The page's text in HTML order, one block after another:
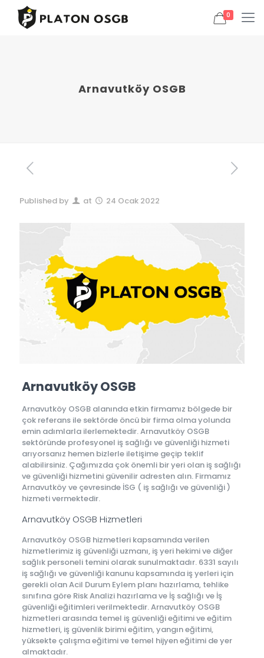
0
Arnavutköy OSGB
Published by at 24 Ocak 2022
Arnavutköy OSGB
Arnavutköy OSGB alanında etkin firmamız bölgede bir
çok referans ile sektörde öncü bir firma olma yolunda
emin adımlarla ilerlemektedir. Arnavutköy OSGB
sektöründe profesyonel iş sağlığı ve güvenliği hizmeti
arıyorsanız hemen bizlerle iletişime geçip teklif
alabilirsiniz. Çağımızda çok önemli bir yeri olan iş sağlığı
ve güvenliği hizmetini güvenilir adresten alın. Firmamız
Arnavutköy ve çevresinde İSG ( iş sağlığı ve güvenliği )
hizmeti vermektedir.
Arnavutköy OSGB Hizmetleri
Arnavutköy OSGB hizmetleri kapsamında verilen
hizmetlerimiz iş güvenliği uzmanı, iş yeri hekimi ve diğer
sağlık personeli temini olarak sunulmaktadır. 6331 sayılı
iş sağlığı ve güvenliği kanunu kapsamında iş yerleri için
gerekli olan Acil Durum Eylem planı hazırlama, tehlike
sınıfına göre Risk Analizi hazırlama ve İş sağlığı ve İş
güvenliği eğitimleri verilmektedir. Arnavutköy OSGB
hizmetleri arasında temel iş güvenliği eğitimi ve eğitim
hizmetleri, iş güvenlik birimi eğitim, yangın eğitimi,
yüksekte çalışma eğitimi ve temel hijyen eğitimi de yer
almaktadır.